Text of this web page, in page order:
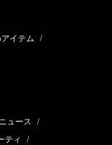
イテム /
ュース /
ティ /